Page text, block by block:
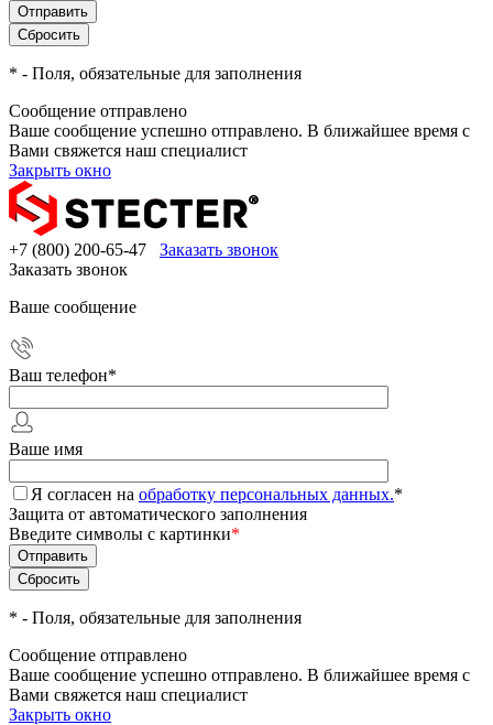
* - Поля, обязательные для заполнения
Сообщение отправлено
Ваше сообщение успешно отправлено. В ближайшее время с
Вами свяжется наш специалист
Закрыть окно
+7 (800) 200-65-47
Заказать звонок
Заказать звонок
Ваше сообщение
Ваш телефон*
Ваше имя
Я согласен на обработку персональных данных.*
Защита от автоматического заполнения
Введите символы с картинки*
* - Поля, обязательные для заполнения
Сообщение отправлено
Ваше сообщение успешно отправлено. В ближайшее время с
Вами свяжется наш специалист
Закрыть окно